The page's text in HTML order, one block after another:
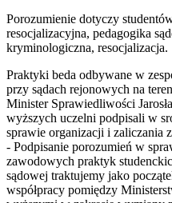
Porozumienie dotyczy
resocjalizacyjna, pedagogika
kryminologiczna, resocjalizacja.
Praktyki beda odbywane w
przy sądach rejonowych na
Minister Sprawiedliwości
wyższych uczelni podpisali w
sprawie organizacji i zaliczania
- Podpisanie porozumień w
zawodowych praktyk
sądowej traktujemy jako
współpracy pomiędzy